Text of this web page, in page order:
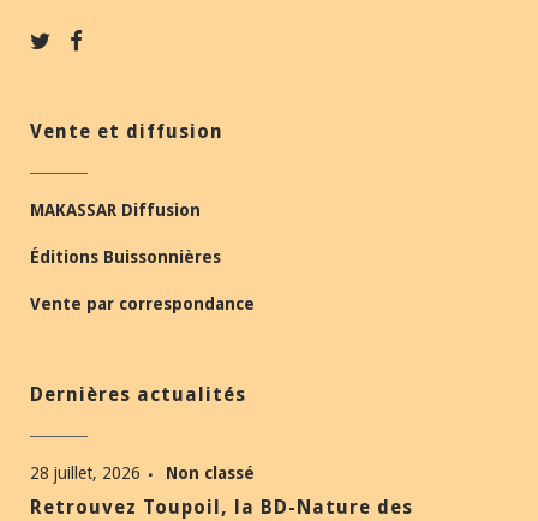
Vente et diffusion
MAKASSAR Diffusion
Éditions Buissonnières
Vente par correspondance
Dernières actualités
28 juillet, 2026 Non classé
Retrouvez Toupoil, la BD-Nature des